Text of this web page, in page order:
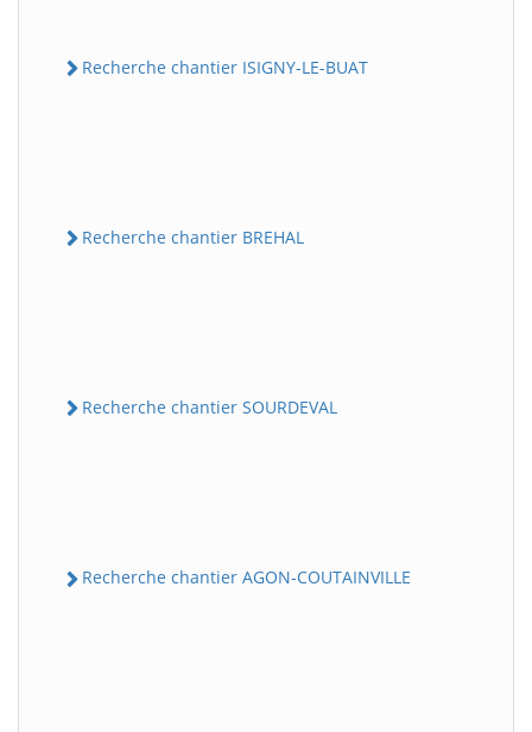
Recherche chantier ISIGNY-LE-BUAT
Recherche chantier BREHAL
Recherche chantier SOURDEVAL
Recherche chantier AGON-COUTAINVILLE